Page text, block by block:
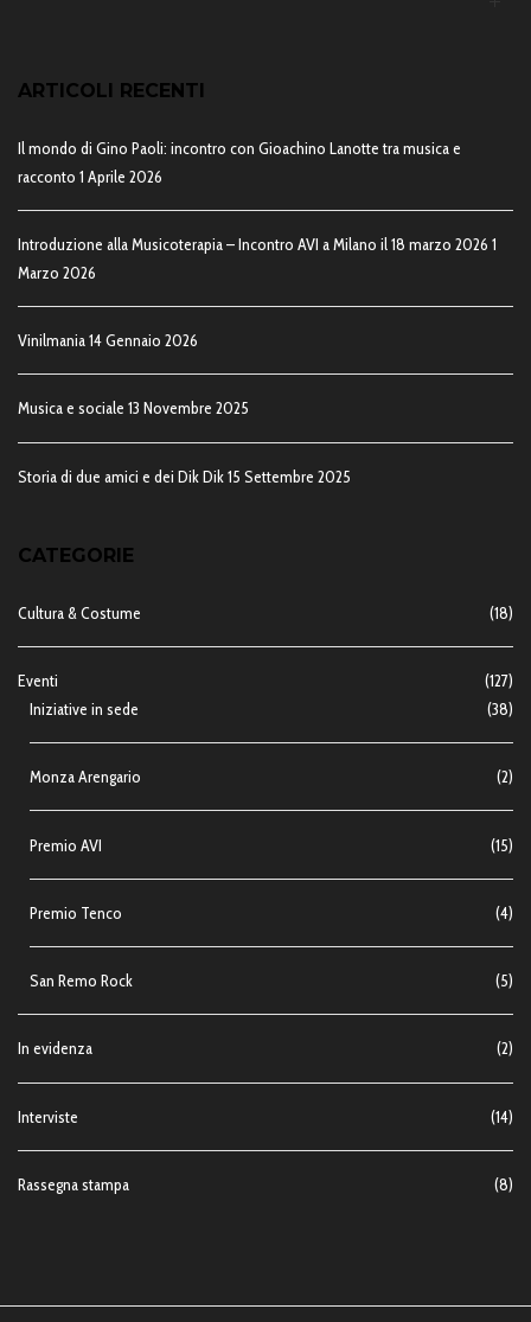
ARTICOLI RECENTI
Il mondo di Gino Paoli: incontro con Gioachino Lanotte tra musica e
racconto 1 Aprile 2026
Introduzione alla Musicoterapia – Incontro AVI a Milano il 18 marzo 2026 1
Marzo 2026
Vinilmania14 Gennaio 2026
Musica e sociale 13 Novembre 2025
Storia di due amici e dei Dik Dik15 Settembre 2025
CATEGORIE
Cultura & Costume (18)
Eventi
(127)
Iniziative in sede
(38)
Monza Arengario (2)
Premio AVI (15)
Premio Tenco (4)
San Remo Rock (5)
In evidenza (2)
Interviste (14)
Rassegna stampa (8)